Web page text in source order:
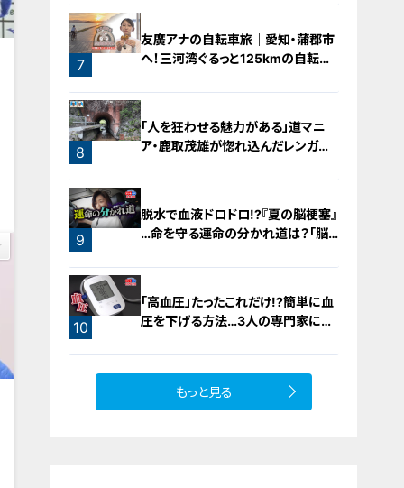
5
6
7
友廣アナの自転車旅｜愛知・蒲郡市
へ！三河湾ぐるっと125kmの自転車
8
「人を狂わせる魅力がある」道マニ
ア・鹿取茂雄が惚れ込んだレンガの
9
脱水で血液ドロドロ!?『夏の脳梗塞』
…命を守る運命の分かれ道は？「脳
10
「高血圧」たったこれだけ!?簡単に血
圧を下げる方法…3人の専門家に学
もっと見る